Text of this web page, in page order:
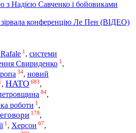
з Надією Савченко і бойовиками
зірвала конференцію Ле Пен (ВІДЕО)
1 , системи
Свириденко 1 ,
34, новий
, НАТО 683,
84,
роботи 1 ,
178,
1 , Херсон 67,